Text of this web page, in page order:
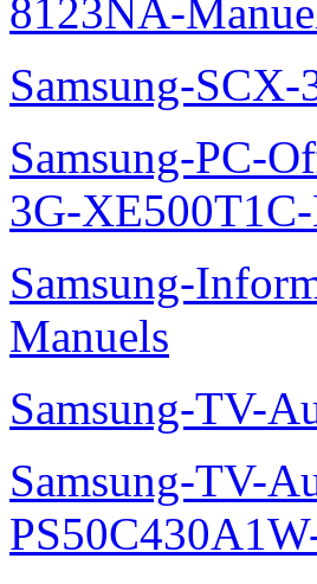
8123NA-
Samsung-
Samsung-PC-
3G-
Samsung-
Manuels
Samsung-TV-
Samsung-TV-